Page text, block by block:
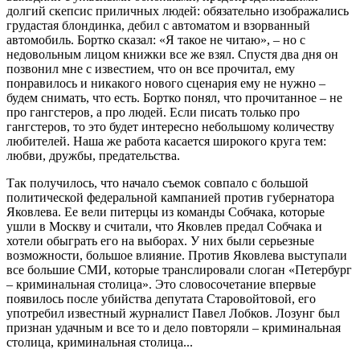
долгий скепсис приличных людей: обязательно изображались
грудастая блондинка, дебил с автоматом и взорванный
автомобиль. Бортко сказал: «Я такое не читаю», – но с
недовольным лицом книжки все же взял. Спустя два дня он
позвонил мне с известием, что он все прочитал, ему
понравилось и никакого нового сценария ему не нужно –
будем снимать, что есть. Бортко понял, что прочитанное – не
про гангстеров, а про людей. Если писать только про
гангстеров, то это будет интересно небольшому количеству
любителей. Наша же работа касается широкого круга тем:
любви, дружбы, предательства.
Так получилось, что начало съемок совпало с большой
политической федеральной кампанией против губернатора
Яковлева. Ее вели питерцы из команды Собчака, которые
ушли в Москву и считали, что Яковлев предал Собчака и
хотели обыграть его на выборах. У них были серьезные
возможности, большое влияние. Против Яковлева выступали
все большие СМИ, которые транслировали слоган «Петербург
– криминальная столица». Это словосочетание впервые
появилось после убийства депутата Старовойтовой, его
употребил известный журналист Павел Лобков. Лозунг был
признан удачным и все то и дело повторяли – криминальная
столица, криминальная столица...